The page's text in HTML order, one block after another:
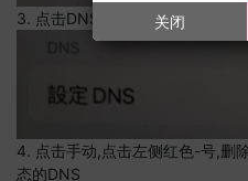
3. 点击DNS设置
4. 点击手动,点击左侧红色-号,删
态的DNS
关闭